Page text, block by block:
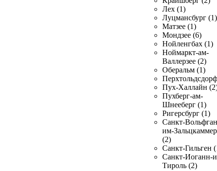
Лех (1)
Луцмансбург (1)
Матзее (1)
Мондзее (6)
Нойленгбах (1)
Ноймаркт-ам-
Валлерзее (2)
Оберальм (1)
Пух-Халлайн
Пухберг-ам-
Шнееберг (1)
Ригерсбург (1)
Санкт-
им-
(2)
Санкт-Гильген
Санкт-Иоганн-
Тироль (2)